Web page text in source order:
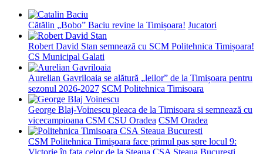
Cătălin „Bobo” Baciu revine la Timișoara! Jucatori
Robert David Stan semnează cu SCM Politehnica Timișoara!
CS Municipal Galati
Aurelian Gavriloaia se alătură „leilor” de la Timișoara pentru
sezonul 2026-2027 SCM Politehnica Timisoara
George Blaj-Voinescu pleaca de la Timisoara si semnează cu
vicecampioana CSM CSU Oradea CSM Oradea
CSM Politehnica Timișoara face primul pas spre locul 9:
Victorie în fața celor de la Steaua CSA Steaua Bucuresti